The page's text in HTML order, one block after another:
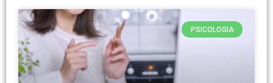
PSICOLOGIA